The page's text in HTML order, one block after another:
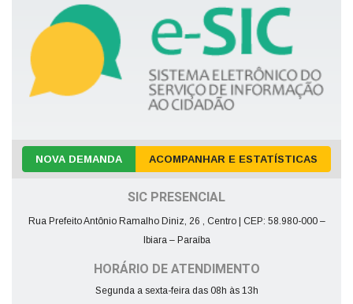
NOVA DEMANDA ACOMPANHAR E ESTATÍSTICAS
SIC PRESENCIAL
Rua Prefeito Antônio Ramalho Diniz, 26 , Centro | CEP: 58.980-000 –
Ibiara – Paraíba
HORÁRIO DE ATENDIMENTO
Segunda a sexta-feira das 08h às 13h